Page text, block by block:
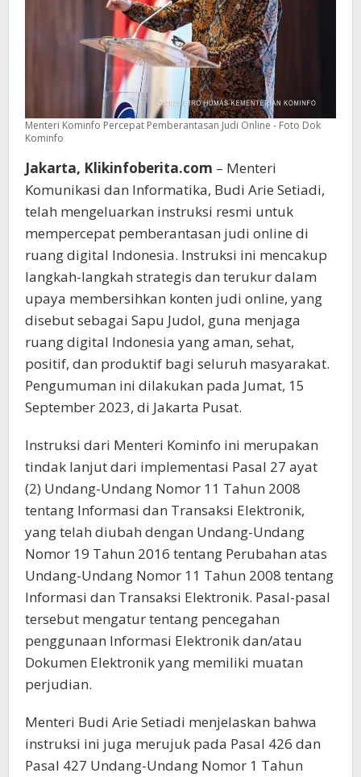
Menteri Kominfo Percepat Pemberantasan Judi Online - Foto Dok
Kominfo
Jakarta, Klikinfoberita.com – Menteri
Komunikasi dan Informatika, Budi Arie Setiadi,
telah mengeluarkan instruksi resmi untuk
mempercepat pemberantasan judi online di
ruang digital Indonesia. Instruksi ini mencakup
langkah-langkah strategis dan terukur dalam
upaya membersihkan konten judi online, yang
disebut sebagai Sapu Judol, guna menjaga
ruang digital Indonesia yang aman, sehat,
positif, dan produktif bagi seluruh masyarakat.
Pengumuman ini dilakukan pada Jumat, 15
September 2023, di Jakarta Pusat.
Instruksi dari Menteri Kominfo ini merupakan
tindak lanjut dari implementasi Pasal 27 ayat
(2) Undang-Undang Nomor 11 Tahun 2008
tentang Informasi dan Transaksi Elektronik,
yang telah diubah dengan Undang-Undang
Nomor 19 Tahun 2016 tentang Perubahan atas
Undang-Undang Nomor 11 Tahun 2008 tentang
Informasi dan Transaksi Elektronik. Pasal-pasal
tersebut mengatur tentang pencegahan
penggunaan Informasi Elektronik dan/atau
Dokumen Elektronik yang memiliki muatan
perjudian.
Menteri Budi Arie Setiadi menjelaskan bahwa
instruksi ini juga merujuk pada Pasal 426 dan
Pasal 427 Undang-Undang Nomor 1 Tahun